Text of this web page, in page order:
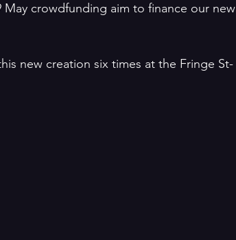
crowdfunding aim to finance our new
new creation six times at the Fringe St-